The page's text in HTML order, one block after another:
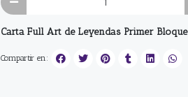
Carta Full Art de Leyendas Primer Bloque
Compartir en: